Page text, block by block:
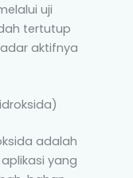
uji
tertutup
aktifnya
adalah
yang